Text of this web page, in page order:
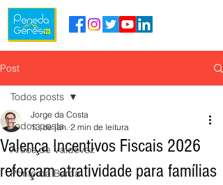
Post
Todos posts
Arcos de Valdevez
Ponte da Barca
Todos posts
Valença Incentivos Fiscais 2026
reforçam atratividade para famílias
Jorge da Costa
13 de jan. 2 min de leitura